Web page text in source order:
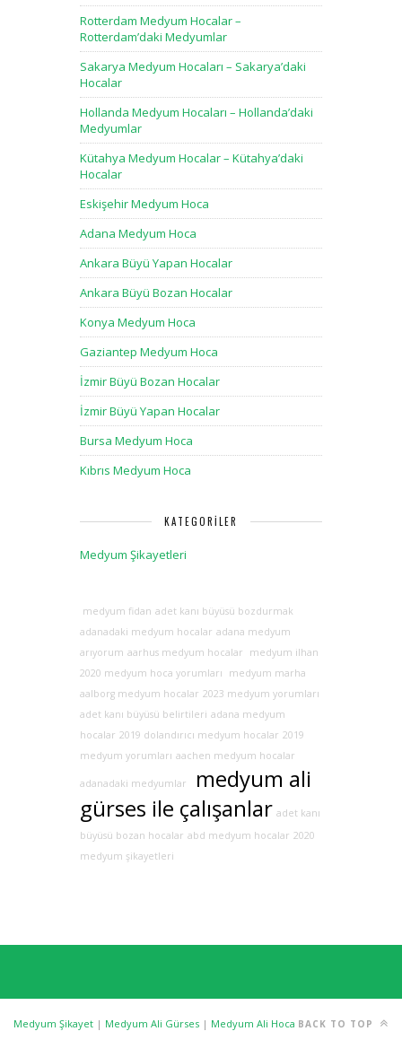
Rotterdam Medyum Hocalar –
Rotterdam’daki Medyumlar
Sakarya Medyum Hocaları – Sakarya’daki
Hocalar
Hollanda Medyum Hocaları – Hollanda’daki
Medyumlar
Kütahya Medyum Hocalar – Kütahya’daki
Hocalar
Eskişehir Medyum Hoca
Adana Medyum Hoca
Ankara Büyü Yapan Hocalar
Ankara Büyü Bozan Hocalar
Konya Medyum Hoca
Gaziantep Medyum Hoca
İzmir Büyü Bozan Hocalar
İzmir Büyü Yapan Hocalar
Bursa Medyum Hoca
Kıbrıs Medyum Hoca
KATEGORILER
Medyum Şikayetleri
medyum fidan adet kanı büyüsü bozdurmak
adanadaki medyum hocalar adana medyum
arıyorum aarhus medyum hocalar
medyum ilhan
2020 medyum hoca yorumları
medyum marha
aalborg medyum hocalar 2023 medyum yorumları
adet kanı büyüsü belirtileri adana medyum
hocalar 2019 dolandırıcı medyum hocalar 2019
medyum yorumları aachen medyum hocalar
adanadaki medyumlar
medyum ali
gürses ile çalışanlar adet kanı
büyüsü bozan hocalar abd medyum hocalar 2020
medyum şikayetleri
Medyum Şikayet | Medyum Ali Gürses | Medyum Ali Hoca BACK TO TOP